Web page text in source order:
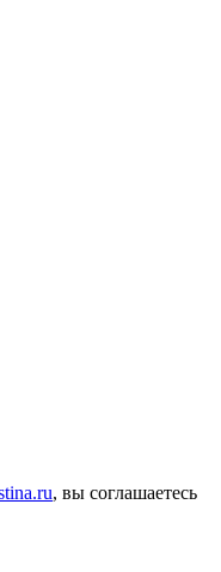
, вы соглашаетесь